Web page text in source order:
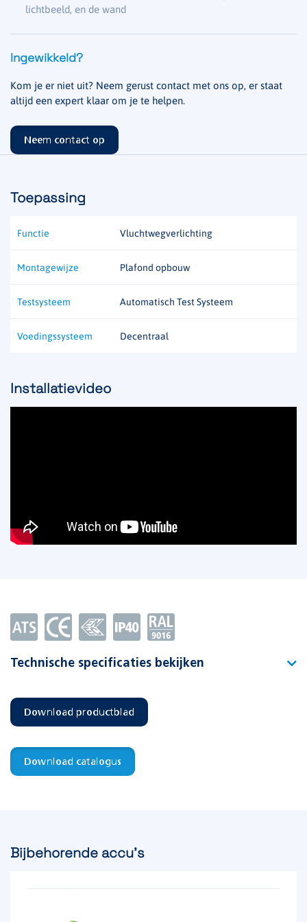
lichtbeeld, en de wand
Ingewikkeld?
Kom je er niet uit? Neem gerust contact met ons op, er staat
altijd een expert klaar om je te helpen.
Neem contact op
Toepassing
Functie Vluchtwegverlichting
Montagewijze Plafond opbouw
Testsysteem Automatisch Test Systeem
Voedingssysteem Decentraal
Installatievideo
Technische specificaties bekijken
Artikelnummer 392001
EAN-code 8715774012938
Testsysteem
Download productblad
Download catalogus
Bijbehorende accu's